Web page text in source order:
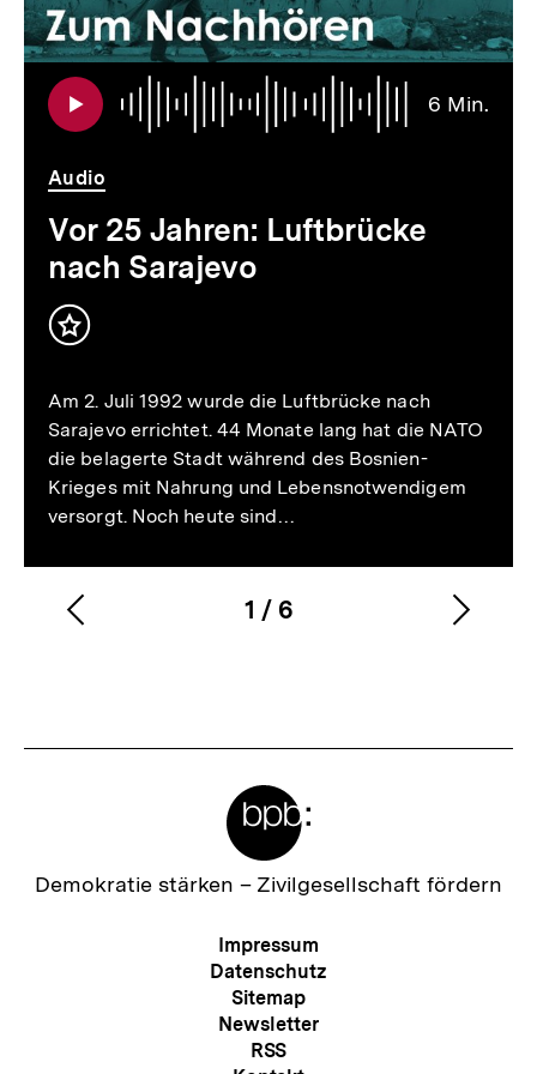
6 Min.
Audio
Vor 25 Jahren: Luftbrücke
nach Sarajevo
Inhalt
Am 2. Juli 1992 wurde die Luftbrücke nach
Sarajevo errichtet. 44 Monate lang hat die NATO
die belagerte Stadt während des Bosnien-
Krieges mit Nahrung und Lebensnotwendigem
versorgt. Noch heute sind…
Karussellinhalt
1
von
/ 6
Vorherigen
Zur
Demokratie stärken – Zivilgesellschaft fördern
Meta-
Navigation
Impressum
Datenschutz
Sitemap
Newsletter
RSS